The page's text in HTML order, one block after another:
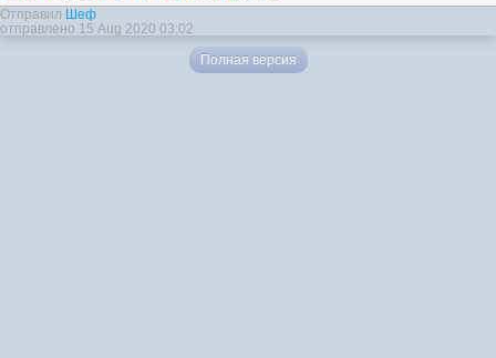
Отправил Шеф
отправлено 15 Aug 2020 03:02
Полная версия